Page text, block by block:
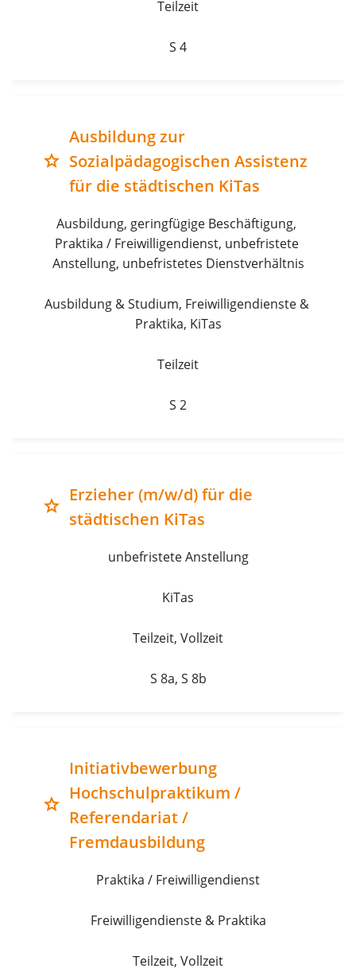
Teilzeit
S 4
grade
Ausbildung zur
Sozialpädagogischen Assistenz
für die städtischen KiTas
Ausbildung, geringfügige Beschäftigung,
Praktika / Freiwilligendienst, unbefristete
Anstellung, unbefristetes Dienstverhältnis
Ausbildung & Studium, Freiwilligendienste &
Praktika, KiTas
Teilzeit
S 2
grade
Erzieher (m/w/d) für die
städtischen KiTas
unbefristete Anstellung
KiTas
Teilzeit, Vollzeit
S 8a, S 8b
grade
Initiativbewerbung
Hochschulpraktikum /
Referendariat /
Fremdausbildung
Praktika / Freiwilligendienst
Freiwilligendienste & Praktika
Teilzeit, Vollzeit